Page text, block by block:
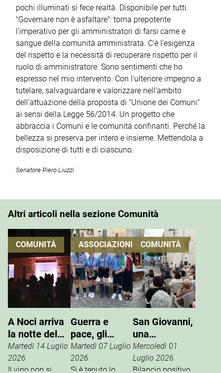
pochi illuminati si fece realtà. Disponibile per tutti.
"Governare non è asfaltare": torna prepotente
l'imperativo per gli amministratori di farsi carne e
sangue della comunità amministrata. C'è l'esigenza
del rispetto e la necessità di recuperare rispetto per il
ruolo di amministratore. Sono sentimenti che ho
espresso nel mio intervento. Con l'ulteriore impegno a
tutelare, salvaguardare e valorizzare nell'ambito
dell'attuazione della proposta di "Unione dei Comuni"
ai sensi della Legge 56/2014. Un progetto che
abbraccia i Comuni e le comunità confinanti. Perché la
bellezza si preserva per intero e insieme. Mettendola a
disposizione di tutti e di ciascuno.
Senatore Piero Liuzzi
Altri articoli nella sezione Comunità
COMUNITÀ
A Noci arriva
la notte del
vino che si
vive
Martedì 14 Luglio
2026
Il vino non si
ASSOCIAZIONI
Guerra e
pace, gli
Scout
incontrano
Martedì 07 Luglio
2026
Si è tenuto lo
COMUNITÀ
San Giovanni,
una
tradizione che
si rinnova
Mercoledì 01
Luglio 2026
Bilancio positivo,